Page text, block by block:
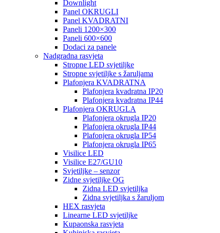
Downlight
Panel OKRUGLI
Panel KVADRATNI
Paneli 1200×300
Paneli 600×600
Dodaci za panele
Nadgradna rasvjeta
Stropne LED svjetiljke
Stropne svjetiljke s žaruljama
Plafonjera KVADRATNA
Plafonjera kvadratna IP20
Plafonjera kvadratna IP44
Plafonjera OKRUGLA
Plafonjera okrugla IP20
Plafonjera okrugla IP44
Plafonjera okrugla IP54
Plafonjera okrugla IP65
Visilice LED
Visilice E27/GU10
Svjetiljke – senzor
Zidne svjetiljke OG
Zidna LED svjetiljka
Zidna svjetiljka s žaruljom
HEX rasvjeta
Linearne LED svjetiljke
Kupaonska rasvjeta